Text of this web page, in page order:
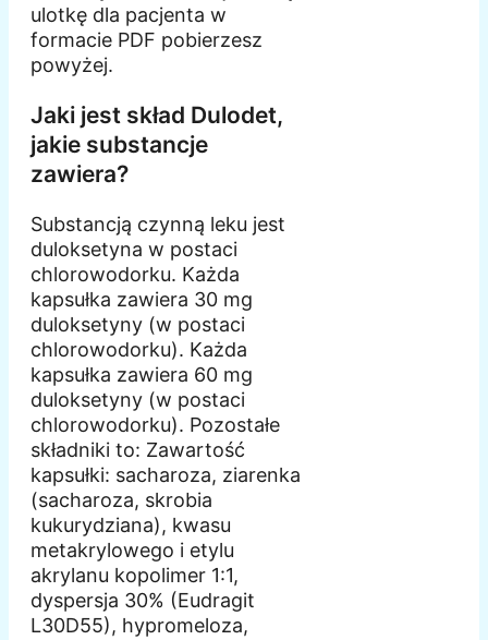
ulotkę dla pacjenta w
formacie PDF pobierzesz
powyżej.
Jaki jest skład Dulodet,
jakie substancje
zawiera?
Substancją czynną leku jest
duloksetyna w postaci
chlorowodorku. Każda
kapsułka zawiera 30 mg
duloksetyny (w postaci
chlorowodorku). Każda
kapsułka zawiera 60 mg
duloksetyny (w postaci
chlorowodorku). Pozostałe
składniki to: Zawartość
kapsułki: sacharoza, ziarenka
(sacharoza, skrobia
kukurydziana), kwasu
metakrylowego i etylu
akrylanu kopolimer 1:1,
dyspersja 30% (Eudragit
L30D55), hypromeloza,